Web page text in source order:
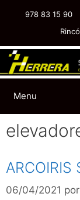
978 83 15 90
Menu
06/04/2021 por